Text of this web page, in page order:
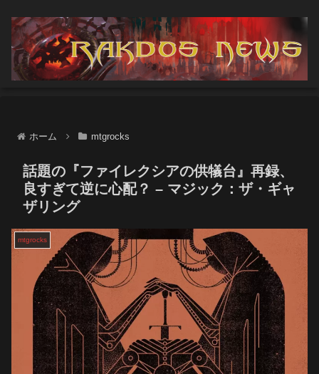
ホーム mtgrocks
話題の『ファイレクシアの供犠台』再録、
良すぎて逆に心配？ – マジック：ザ・ギャ
ザリング
mtgrocks